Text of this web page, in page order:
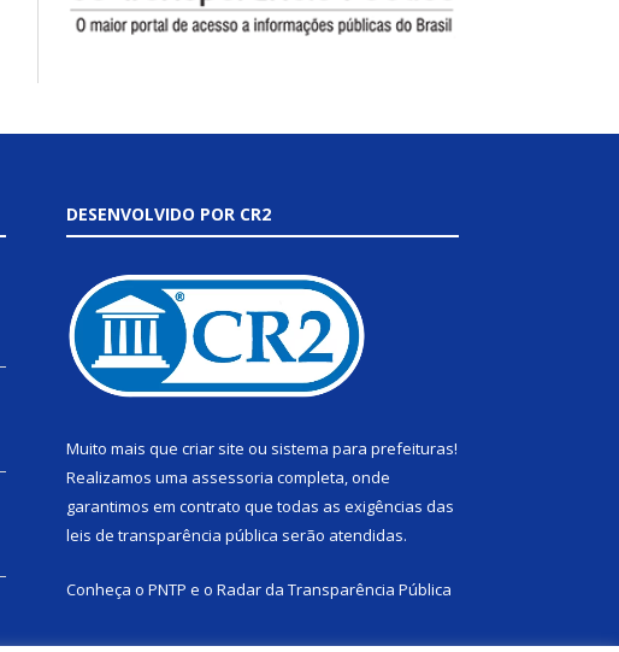
DESENVOLVIDO POR CR2
Muito mais que criar site ou sistema para prefeituras!
Realizamos uma assessoria completa, onde
garantimos em contrato que todas as exigências das
leis de transparência pública serão atendidas.
Conheça o PNTP e o Radar da Transparência Pública